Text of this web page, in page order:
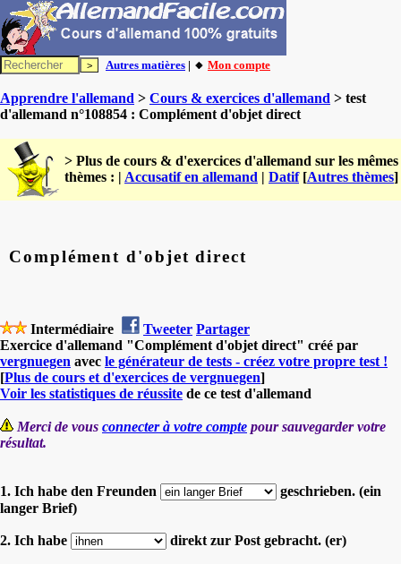
Autres matières | 🔸 Mon compte
Apprendre l'allemand > Cours & exercices d'allemand > test
d'allemand n°108854 : Complément d'objet direct
> Plus de cours & d'exercices d'allemand sur les mêmes
thèmes : | Accusatif en allemand | Datif[Autres thèmes]
Complément d'objet direct
Intermédiaire Tweeter Partager
Exercice d'allemand "Complément d'objet direct" créé par
vergnuegen avec le générateur de tests - créez votre propre test !
[Plus de cours et d'exercices de vergnuegen]
Voir les statistiques de réussite de ce test d'allemand
Merci de vous connecter à votre compte pour sauvegarder votre
résultat.
1. Ich habe den Freunden
geschrieben. (ein
langer Brief)
2. Ich habe direkt zur Post gebracht. (er)